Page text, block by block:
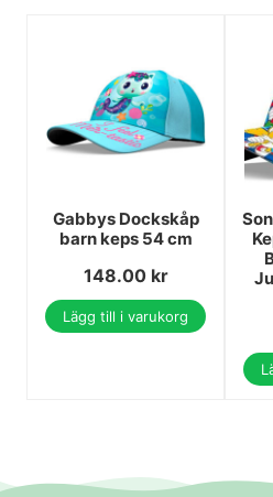
Gabbys Dockskåp
barn keps 54 cm
148.00 kr
Lägg till i varukorg